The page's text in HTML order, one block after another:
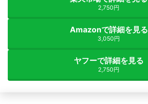
2,750円
Amazonで詳細を見る
3,050円
ヤフーで詳細を見る
2,750円